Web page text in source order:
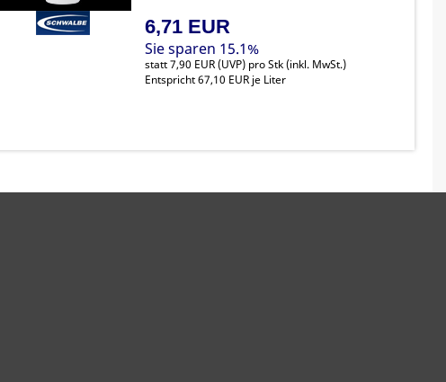
6,71 EUR
Sie sparen 15.1%
statt7,90 EUR(UVP) pro Stk (inkl. MwSt.)
Entspricht 67,10 EUR je Liter